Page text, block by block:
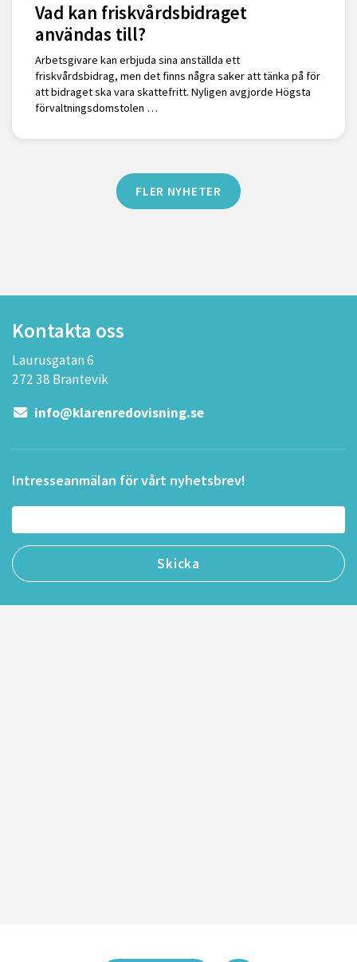
Vad kan friskvårdsbidraget
användas till?
Arbetsgivare kan erbjuda sina anställda ett
friskvårdsbidrag, men det finns några saker att tänka på för
att bidraget ska vara skattefritt. Nyligen avgjorde Högsta
förvaltningsdomstolen …
FLER NYHETER
Kontakta oss
Laurusgatan 6
272 38 Brantevik
info@klarenredovisning.se
Intresseanmälan för vårt nyhetsbrev!